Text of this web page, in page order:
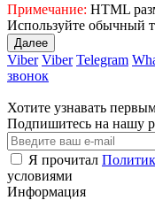
Примечание: HTML
Используйте обычный
Далее
Viber Viber Telegram
звонок
Хотите узнавать
Подпишитесь на нашу
Я прочитал
условиями
Информация